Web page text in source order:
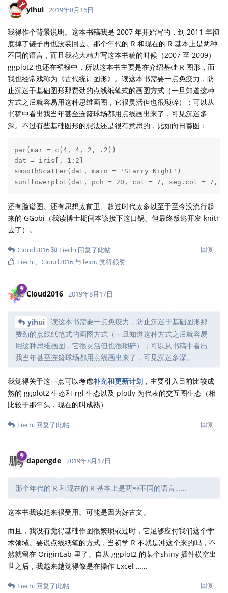
yihui 2019年8月16日
我得作个背景说明。这本书稿我是 2007 年开始写的，到 2011 年彻
底掉了链子再也没装回去。那个年代的 R 和现在的 R 基本上是两种
不同的语言，而且我花大精力写这本书稿的时候（2007 至 2009）
ggplot2 也还在襁褓中，所以这本书主要是在介绍基础 R 图形，而
我也经常戏称为《古代统计图形》。读这本书需要一点免疫力，防
止沉迷于基础图形那费劲的点线纸笔式的画图方式（一旦知道这种
方式之后就容易用这种思维画图，它很灵活但也很琐碎）；可以从
书稿中看出我当年甚至连篮球场都用点线画出来了，可见沉迷多
深。不过有些基础图形的想法还是很有意思的，比如向日葵图：
par(mar = c(4, 4, 2, .2))
dat = iris[, 1:2]
smoothScatter(dat, main = 'Starry Night')
sunflowerplot(dat, pch = 20, col = 7, seg.col = 7,
还有脸谱图。还有思想太前卫、超过时代太多以至于至今没流行起
来的 GGobi（我读博士期间本该接下这口锅、但最终叛逃开发 knitr
去了）。
回复
Cloud2016和 Liechi 回复了此帖
Liechi
Cloud2016与 leiou 觉得很赞
Cloud2016 2019年8月17日
yihui
读这本书需要一点免疫力，防止沉迷于基础图形那
费劲的点线纸笔式的画图方式（一旦知道这种方式之后就容易
用这种思维画图，它很灵活但也很琐碎）；可以从书稿中看出
我当年甚至连篮球场都用点线画出来了，可见沉迷多深。
我觉得关于这一点可以考虑补充和更新计划 ，主要引入目前比较成
熟的 ggplot2 生态和 rgl 生态以及 plotly 为代表的交互图生态（相
比较于那年头，现在的叫成熟）
回复
Liechi 回复了此帖
dapengde 2019年8月17日
那个年代的 R 和现在的 R 基本上是两种不同的语言……
这本书我读起来很受用。可能是因为好古文。
而且，我没有觉得基础作图很繁琐或过时，它足够应付我们这个学
术领域。要说点线纸笔的方式，当初学 R 不就是冲这个来的吗，不
然就留在 OriginLab 里了。自从 ggplot2 的某个shiny 插件横空出
世之后，我越来越觉得像是在操作 Excel ……
回复
Liechi 回复了此帖